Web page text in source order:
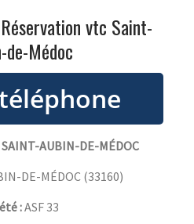
vtc Saint-
de-Médoc
SAINT-AUBIN-DE-MÉDOC
DE-MÉDOC (33160)
:ASF 33